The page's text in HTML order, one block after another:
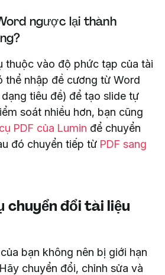
ngược lại thành
thuộc vào độ phức tạp của tài
thể nhập đề cương từ Word
tiêu đề) để tạo slide tự
soát nhiều hơn, bạn cũng
PDF của Lumin để chuyển
đó chuyển tiếp từ PDF sang
chuyển đổi tài liệu
bạn không nên bị giới hạn
chuyển đổi, chỉnh sửa và